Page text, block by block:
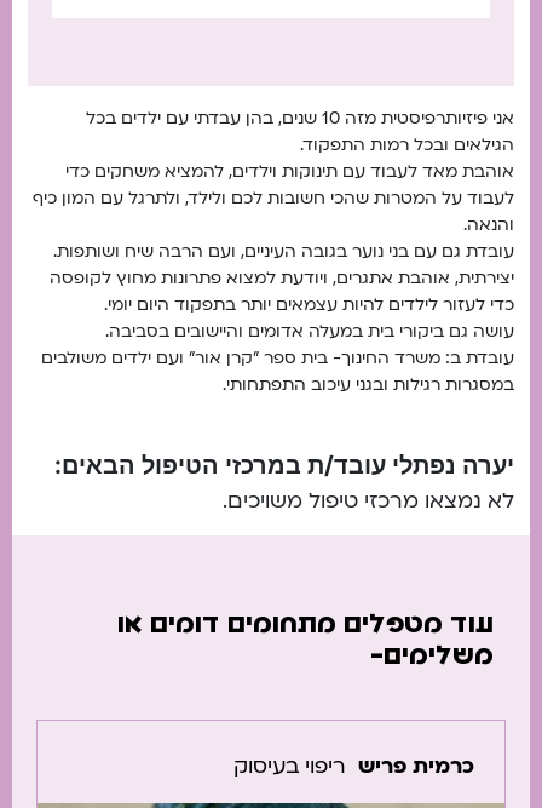
אני פיזיותרפיסטית מזה 10 שנים, בהן עבדתי עם ילדים בכל
הגילאים ובכל רמות התפקוד.
אוהבת מאד לעבוד עם תינוקות וילדים, להמציא משחקים כדי
לעבוד על המטרות שהכי חשובות לכם ולילד, ולתרגל עם המון כיף
והנאה.
עובדת גם עם בני נוער בגובה העיניים, ועם הרבה שיח ושותפות.
יצירתית, אוהבת אתגרים, ויודעת למצוא פתרונות מחוץ לקופסה
כדי לעזור לילדים להיות עצמאים יותר בתפקוד היום יומי.
עושה גם ביקורי בית במעלה אדומים והיישובים בסביבה.
עובדת ב: משרד החינוך- בית ספר ״קרן אור״ ועם ילדים משולבים
במסגרות רגילות ובגני עיכוב התפתחותי.
יערה נפתלי עובד/ת במרכזי הטיפול הבאים:
לא נמצאו מרכזי טיפול משויכים.
עוד מטפלים מתחומים דומים או
משלימים-
כרמית פריש ריפוי בעיסוק